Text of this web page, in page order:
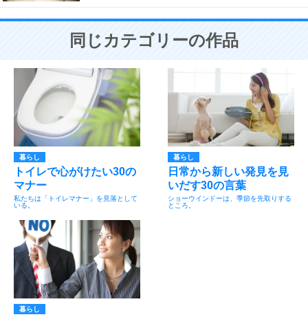
同じカテゴリーの作品
暮らし
トイレで心がけたい30の
マナー
私たちは「トイレマナー」を見落として
いる。
暮らし
日常から新しい発見を見
いだす30の言葉
ショーウインドーは、季節を先取りする
ところ。
暮らし